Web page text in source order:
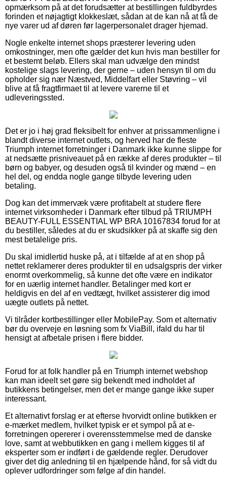
opmærksom på at det forudsætter at bestillingen fuldbyrdes
forinden et nøjagtigt klokkeslæt, sådan at de kan nå at få de
nye varer ud af døren før lagerpersonalet drager hjemad.
Nogle enkelte internet shops præsterer levering uden
omkostninger, men ofte gælder det kun hvis man bestiller for
et bestemt beløb. Ellers skal man udvælge den mindst
kostelige slags levering, der gerne – uden hensyn til om du
opholder sig nær Næstved, Middelfart eller Støvring – vil
blive at få fragtfirmaet til at levere varerne til et
udleveringssted.
Det er jo i høj grad fleksibelt for enhver at prissammenligne i
blandt diverse internet outlets, og herved har de fleste
Triumph internet forretninger i Danmark ikke kunne slippe for
at nedsætte prisniveauet på en række af deres produkter – til
børn og babyer, og desuden også til kvinder og mænd – en
hel del, og endda nogle gange tilbyde levering uden
betaling.
Dog kan det immervæk være profitabelt at studere flere
internet virksomheder i Danmark efter tilbud på TRIUMPH
BEAUTY-FULL ESSENTIAL WP BRA 10167834 forud for at
du bestiller, således at du er skudsikker på at skaffe sig den
mest betalelige pris.
Du skal imidlertid huske på, at i tilfælde af at en shop på
nettet reklamerer deres produkter til en udsalgspris der virker
enormt overkommelig, så kunne det ofte være en indikator
for en uærlig internet handler. Betalinger med kort er
heldigvis en del af en vedtægt, hvilket assisterer dig imod
uægte outlets på nettet.
Vi tilråder kortbestillinger eller MobilePay. Som et alternativ
bør du overveje en løsning som fx ViaBill, ifald du har til
hensigt at afbetale prisen i flere bidder.
Forud for at folk handler på en Triumph internet webshop
kan man ideelt set gøre sig bekendt med indholdet af
butikkens betingelser, men det er mange gange ikke super
interessant.
Et alternativt forslag er at efterse hvorvidt online butikken er
e-mærket medlem, hvilket typisk er et sympol på at e-
forretningen opererer i overensstemmelse med de danske
love, samt at webbutikken en gang i mellem kigges til af
eksperter som er indført i de gældende regler. Derudover
giver det dig anledning til en hjælpende hånd, for så vidt du
oplever udfordringer som følge af din handel.